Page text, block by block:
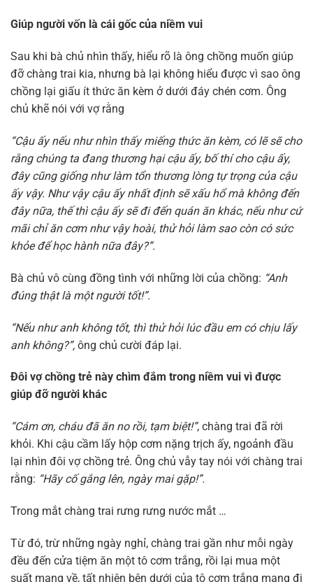
Giúp người vốn là cái gốc của niềm vui
Sau khi bà chủ nhìn thấy, hiểu rõ là ông chồng muốn giúp
đỡ chàng trai kia, nhưng bà lại không hiểu được vì sao ông
chồng lại giấu ít thức ăn kèm ở dưới đáy chén cơm. Ông
chủ khẽ nói với vợ rằng
“Cậu ấy nếu như nhìn thấy miếng thức ăn kèm, có lẽ sẽ cho
rằng chúng ta đang thương hại cậu ấy, bố thí cho cậu ấy,
đây cũng giống như làm tổn thương lòng tự trọng của cậu
ấy vậy. Như vậy cậu ấy nhất định sẽ xấu hổ mà không đến
đây nữa, thế thì cậu ấy sẽ đi đến quán ăn khác, nếu như cứ
mãi chỉ ăn cơm như vậy hoài, thử hỏi làm sao còn có sức
khỏe để học hành nữa đây?”.
Bà chủ vô cùng đồng tình với những lời của chồng: “Anh
đúng thật là một người tốt!”.
“Nếu như anh không tốt, thì thử hỏi lúc đầu em có chịu lấy
anh không?”, ông chủ cười đáp lại.
Đôi vợ chồng trẻ này chìm đắm trong niềm vui vì được
giúp đỡ người khác
“Cám ơn, cháu đã ăn no rồi, tạm biệt!”, chàng trai đã rời
khỏi. Khi cậu cầm lấy hộp cơm nặng trịch ấy, ngoảnh đầu
lại nhìn đôi vợ chồng trẻ. Ông chủ vẫy tay nói với chàng trai
rằng: “Hãy cố gắng lên, ngày mai gặp!”.
Trong mắt chàng trai rưng rưng nước mắt …
Từ đó, trừ những ngày nghỉ, chàng trai gần như mỗi ngày
đều đến cửa tiệm ăn một tô cơm trắng, rồi lại mua một
suất mang về, tất nhiên bên dưới của tô cơm trắng mang đi